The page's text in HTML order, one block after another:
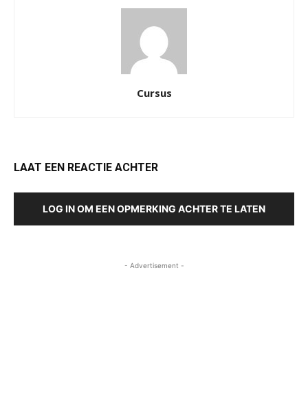
Cursus
LAAT EEN REACTIE ACHTER
LOG IN OM EEN OPMERKING ACHTER TE LATEN
- Advertisement -